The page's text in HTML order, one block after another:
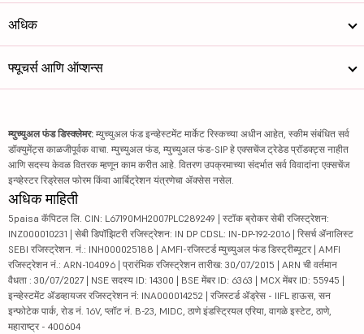
अधिक
फ्यूचर्स आणि ऑप्शन्स
म्युच्युअल फंड डिस्क्लेमर: म्युच्युअल फंड इन्व्हेस्टमेंट मार्केट रिस्कच्या अधीन आहेत, स्कीम संबंधित सर्व
डॉक्युमेंट्स काळजीपूर्वक वाचा. म्युच्युअल फंड, म्युच्युअल फंड-SIP हे एक्सचेंज ट्रेडेड प्रॉडक्ट्स नाहीत
आणि सदस्य केवळ वितरक म्हणून काम करीत आहे. वितरण उपक्रमाच्या संदर्भात सर्व विवादांना एक्सचेंज
इन्व्हेस्टर रिड्रेसल फोरम किंवा आर्बिट्रेशन यंत्रणेचा ॲक्सेस नसेल.
अधिक माहिती
5paisa कॅपिटल लि. CIN: L67190MH2007PLC289249 | स्टॉक ब्रोकर सेबी रजिस्ट्रेशन:
INZ000010231 | सेबी डिपॉझिटरी रजिस्ट्रेशन: IN DP CDSL: IN-DP-192-2016 | रिसर्च ॲनालिस्ट
SEBI रजिस्ट्रेशन. नं.: INH000025188 | AMFI-रजिस्टर्ड म्युच्युअल फंड डिस्ट्रीब्यूटर | AMFI
रजिस्ट्रेशन नं.: ARN-104096 | प्रारंभिक रजिस्ट्रेशन तारीख: 30/07/2015 | ARN ची वर्तमान
वैधता : 30/07/2027 | NSE सदस्य ID: 14300 | BSE मेंबर ID: 6363 | MCX मेंबर ID: 55945 |
इन्व्हेस्टमेंट ॲडव्हायजर रजिस्ट्रेशन नं: INA000014252 | रजिस्टर्ड ॲड्रेस - IIFL हाऊस, सन
इन्फोटेक पार्क, रोड नं. 16V, प्लॉट नं. B-23, MIDC, ठाणे इंडस्ट्रियल एरिया, वागळे इस्टेट, ठाणे,
महाराष्ट्र - 400604